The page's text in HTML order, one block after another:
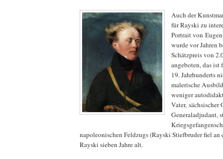
Auch der
für Rayski zu
Portrait von
wurde vor Jahren
Schätzpreis von
angeboten, das ist
19. Jahrhunderts
malerische
weniger
Vater, sächsischer
Generaladjudant,
napoleonischen Feldzugs (Rayski Stiefbruder fiel an
Rayski sieben Jahre alt.